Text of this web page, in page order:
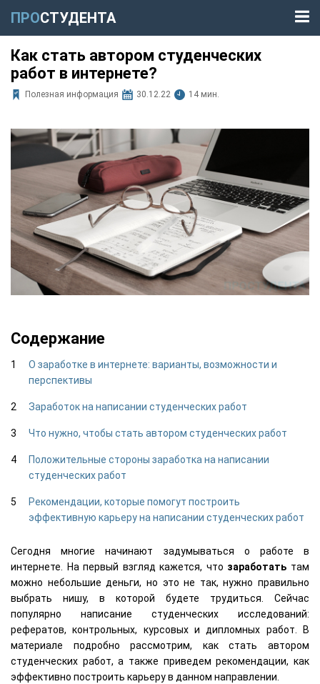
ПРОСТУДЕНТА
Как стать автором студенческих
работ в интернете?
Полезная информация 30.12.22 14 мин.
Содержание
О заработке в интернете: варианты, возможности и
перспективы
Заработок на написании студенческих работ
Что нужно, чтобы стать автором студенческих работ
Положительные стороны заработка на написании
студенческих работ
Рекомендации, которые помогут построить
эффективную карьеру на написании студенческих работ
Сегодня многие начинают задумываться о работе в
интернете. На первый взгляд кажется, что заработать там
можно небольшие деньги, но это не так, нужно правильно
выбрать нишу, в которой будете трудиться. Сейчас
популярно написание студенческих исследований:
рефератов, контрольных, курсовых и дипломных работ. В
материале подробно рассмотрим, как стать автором
студенческих работ, а также приведем рекомендации, как
эффективно построить карьеру в данном направлении.